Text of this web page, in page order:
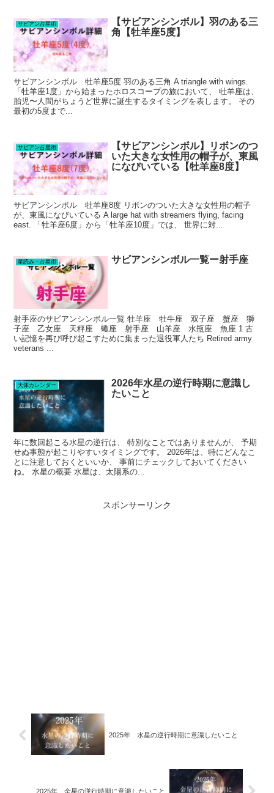
サビアン占星術
【サビアンシンボル】羽のある三
角【牡羊座5度】
サビアンシンボル 牡羊座5度 羽のある三角 A triangle with wings.
「牡羊座1度」から始まったホロスコープの旅において、 牡羊座は、
胎児〜人間がちょうど世界に誕生するタイミングを表します。 その
最初の5度まで...
サビアン占星術
【サビアンシンボル】リボンのつ
いた大きな女性用の帽子が、東風
になびいている【牡羊座8度】
サビアンシンボル 牡羊座8度 リボンのついた大きな女性用の帽子
が、東風になびいている A large hat with streamers flying, facing
east. 「牡羊座6度」から「牡羊座10度」では、 世界に対...
星読み・占星術 サビアンシンボル一覧ー射手座
射手座のサビアンシンボル一覧 牡羊座 牡牛座 双子座 蟹座 獅
子座 乙女座 天秤座 蠍座 射手座 山羊座 水瓶座 魚座 1 古
い記憶を再び呼び起こすために集まった退役軍人たち Retired army
veterans ...
天体カレンダー
2026年水星の逆行時期に意識し
たいこと
年に数回起こる水星の逆行は、 特別なことではありませんが、 予期
せぬ事態が起こりやすいタイミングです。 2026年は、特にどんなこ
とに注意しておくといいか、 事前にチェックしておいてください
ね。 水星の概要 水星は、太陽系の...
スポンサーリンク
2025年 水星の逆行時期に意識したいこと
2025年 金星の逆行時期に意識したいこと